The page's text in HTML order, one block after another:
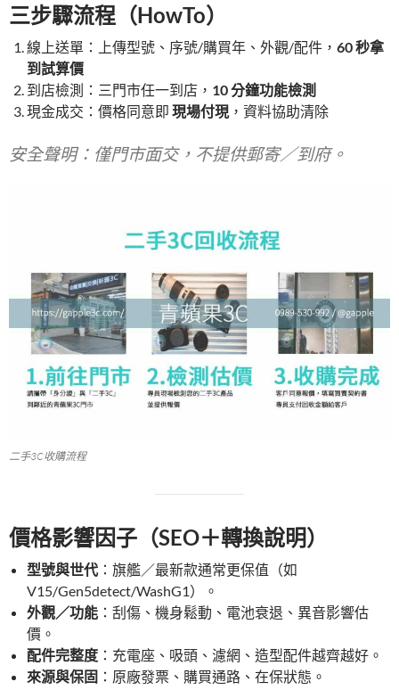
三步驟流程（HowTo）
線上送單：上傳型號、序號/購買年、外觀/配件， 60 秒拿
到試算價
到店檢測：三門市任一到店， 10 分鐘功能檢測
現金成交：價格同意即 現場付現 ，資料協助清除
安全聲明：僅門市面交，不提供郵寄／到府。
二手3C收購流程
價格影響因子（SEO＋轉換說明）
型號與世代：旗艦／最新款通常更保值（如
V15/Gen5detect/WashG1）。
外觀／功能 ：刮傷、機身鬆動、電池衰退、異音影響估
價。
配件完整度 ：充電座、吸頭、濾網、造型配件越齊越好。
來源與保固 ：原廠發票、購買通路、在保狀態。